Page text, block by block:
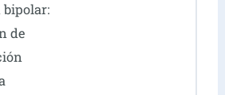
bipolar:
de